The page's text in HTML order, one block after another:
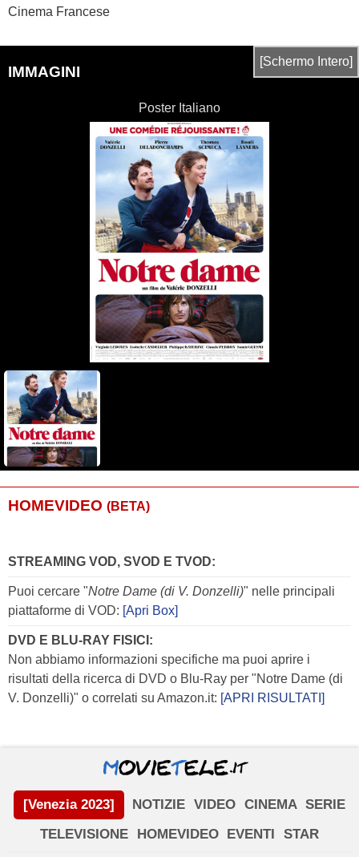
Cinema Francese
IMMAGINI
[Schermo Intero]
Poster Italiano
HOMEVIDEO (BETA)
STREAMING VOD, SVOD E TVOD:
Puoi cercare "Notre Dame (di V. Donzelli)" nelle principali
piattaforme di VOD: [Apri Box]
DVD E BLU-RAY FISICI:
Non abbiamo informazioni specifiche ma puoi aprire i
risultati della ricerca di DVD o Blu-Ray per "Notre Dame (di
V. Donzelli)" o correlati su Amazon.it: [APRI RISULTATI]
[Venezia 2023] NOTIZIE VIDEO CINEMA SERIE
TELEVISIONE
HOMEVIDEO EVENTI STAR